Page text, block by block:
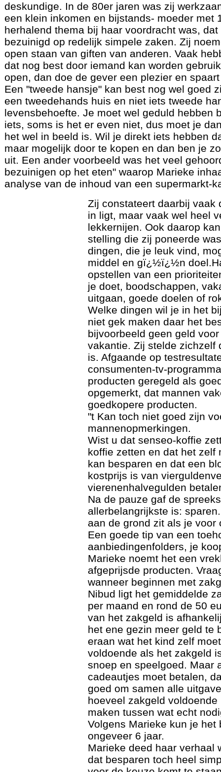
deskundige. In de 80er jaren was zij
een klein inkomen en bijstands- moeder met
herhalend thema bij haar voordracht was,
bezuinigd op redelijk simpele zaken. Zij
open staan van giften van anderen. Vaak
dat nog best door iemand kan worden
open, dan doe de gever een plezier en
Een "tweede hansje" kan best nog wel goed
een tweedehands huis en niet iets tweede
levensbehoefte. Je moet wel geduld hebben
iets, soms is het er even niet, dus moet je
het wel in beeld is. Wil je direkt iets hebben
maar mogelijk door te kopen en dan ben je
uit. Een ander voorbeeld was het veel
bezuinigen op het eten" waarop Marieke
analyse van de inhoud van een supermarkt-
Zij constateert daarbij vaak
in ligt, maar vaak wel heel
lekkernijen. Ook daarop
stelling die zij poneerde
dingen, die je leuk vind,
middel en gï¿½ï¿½n
opstellen van een
je doet, boodschappen,
uitgaan, goede doelen of
Welke dingen wil je in het
niet gek maken daar het
bijvoorbeeld geen geld
vakantie. Zij stelde zichzelf
is. Afgaande op
consumenten-tv-
producten geregeld als
opgemerkt, dat mannen
goedkopere producten.
"t Kan toch niet goed zijn
mannenopmerkingen.
Wist u dat senseo-koffie
koffie zetten en dat het zelf
kan besparen en dat een
kostprijs is van
vierenenhalvegulden
Na de pauze gaf de
allerbelangrijkste is:
aan de grond zit als je
Een goede tip van een
aanbiedingenfolders, je
Marieke noemt het een
afgeprijsde producten.
wanneer beginnen met
Nibud ligt het gemiddelde
per maand en rond de 50
van het zakgeld is
het ene gezin meer geld te
eraan wat het kind zelf
voldoende als het zakgeld
snoep en speelgoed. Maar
cadeautjes moet betalen,
goed om samen alle
hoeveel zakgeld
maken tussen wat echt
Volgens Marieke kun je
ongeveer 6 jaar.
Marieke deed haar verhaal
dat besparen toch heel